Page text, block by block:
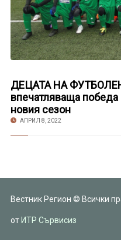
ДЕЦАТА НА
впечатляваща
новия сезон
АПРИЛ 8, 2022
Вестник Регион © Всички
от ИТР Сървисиз